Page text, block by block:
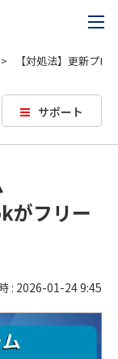
> 【対処法】更新プ
サポート
がフリー
: 2026-01-24 9:45